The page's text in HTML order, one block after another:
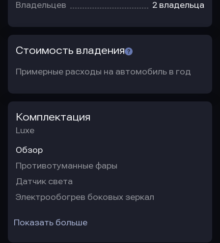
Владельцев 2 владельца
Стоимость владения
Примерные расходы на автомобиль в год
Комплектация
Luxe
Обзор
Противотуманные фары
Датчик света
Электрообогрев боковых зеркал
Показать больше